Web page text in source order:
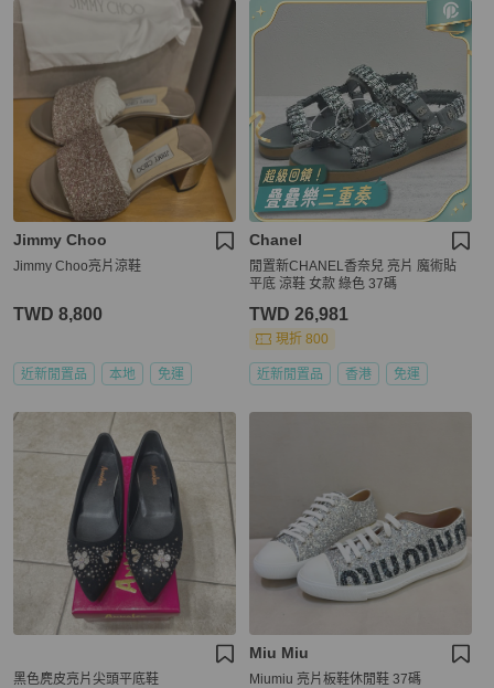
Jimmy Choo
Jimmy Choo亮片涼鞋
TWD 8,800
近新閒置品 本地 免運
Chanel
閒置新CHANEL香奈兒 亮片 魔術貼
平底 涼鞋 女款 綠色 37碼
TWD 26,981
現折 800
近新閒置品 香港 免運
黑色麂皮亮片尖頭平底鞋
Miu Miu
Miumiu 亮片板鞋休閒鞋 37碼